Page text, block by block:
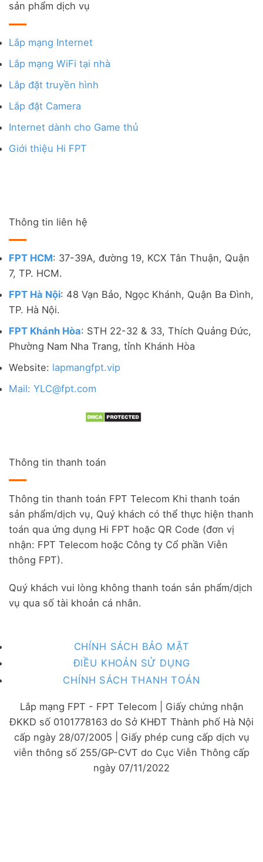
sản phẩm dịch vụ
Lắp mạng Internet
Lắp mạng WiFi tại nhà
Lắp đặt truyền hình
Lắp đặt Camera
Internet dành cho Game thủ
Giới thiệu Hi FPT
Thông tin liên hệ
FPT HCM: 37-39A, đường 19, KCX Tân Thuận, Quận
7, TP. HCM.
FPT Hà Nội: 48 Vạn Bảo, Ngọc Khánh, Quận Ba Đình,
TP. Hà Nội.
FPT Khánh Hòa: STH 22-32 & 33, Thích Quảng Đức,
Phường Nam Nha Trang, tỉnh Khánh Hòa
Website: lapmangfpt.vip
Mail: YLC@fpt.com
Thông tin thanh toán
Thông tin thanh toán FPT Telecom Khi thanh toán
sản phẩm/dịch vụ, Quý khách có thể thực hiện thanh
toán qua ứng dụng Hi FPT hoặc QR Code (đơn vị
nhận: FPT Telecom hoặc Công ty Cổ phần Viễn
thông FPT).
Quý khách vui lòng không thanh toán sản phẩm/dịch
vụ qua số tài khoản cá nhân.
CHÍNH SÁCH BẢO MẬT
ĐIỀU KHOẢN SỬ DỤNG
CHÍNH SÁCH THANH TOÁN
Lắp mạng FPT - FPT Telecom | Giấy chứng nhận
ĐKKD số 0101778163 do Sở KHĐT Thành phố Hà Nội
cấp ngày 28/07/2005 | Giấy phép cung cấp dịch vụ
viễn thông số 255/GP-CVT do Cục Viễn Thông cấp
ngày 07/11/2022